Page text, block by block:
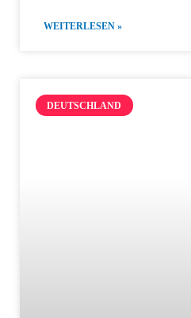
WEITERLESEN »
DEUTSCHLAND